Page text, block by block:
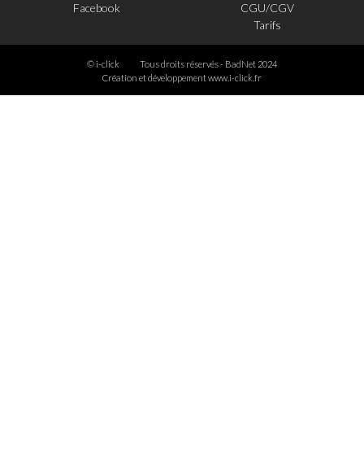
Facebook
CGU/CGV
Tarifs
© i-click
Tous droits réservés - BadNet 2024
Création et développementwww.i-click.fr